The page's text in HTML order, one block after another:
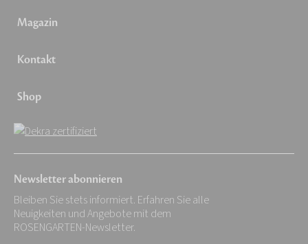
Magazin
Kontakt
Shop
Newsletter abonnieren
Bleiben Sie stets informiert. Erfahren Sie alle
Neuigkeiten und Angebote mit dem
ROSENGARTEN-Newsletter.